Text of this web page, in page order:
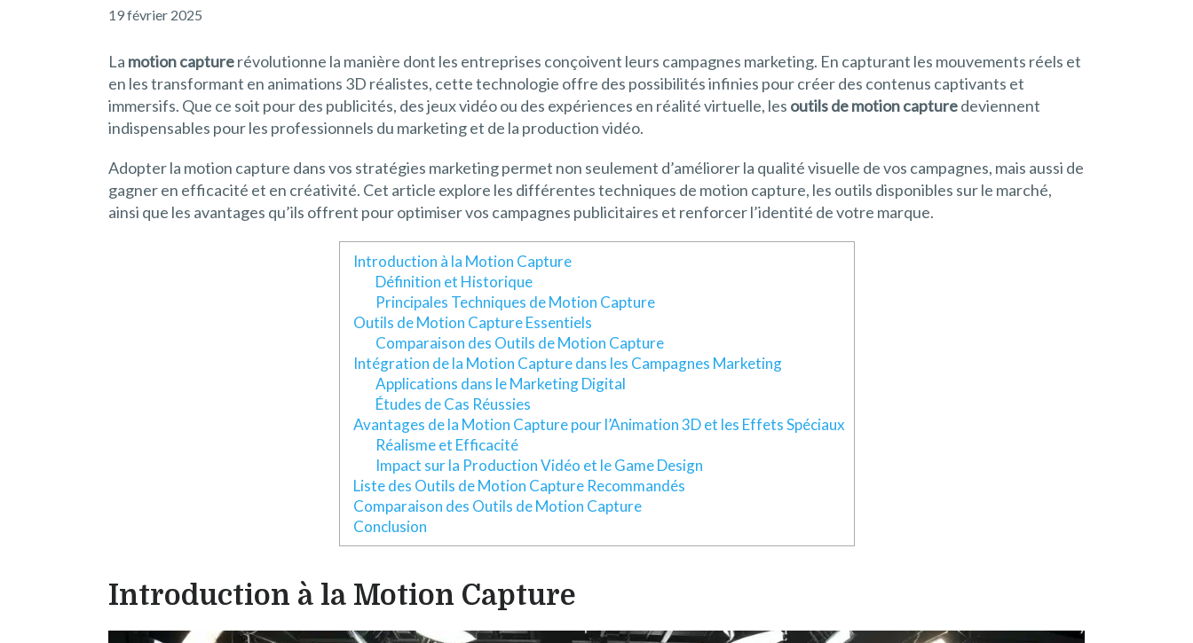
19 février 2025
La motion capturerévolutionne la manière dont les entreprises conçoivent leurs campagnes marketing. En capturant les mouvements réels et
en les transformant en animations 3D réalistes, cette technologie offre des possibilités infinies pour créer des contenus captivants et
immersifs. Que ce soit pour des publicités, des jeux vidéo ou des expériences en réalité virtuelle, les outils de motion capturedeviennent
indispensables pour les professionnels du marketing et de la production vidéo.
Adopter la motion capture dans vos stratégies marketing permet non seulement d’améliorer la qualité visuelle de vos campagnes, mais aussi de
gagner en efficacité et en créativité. Cet article explore les différentes techniques de motion capture, les outils disponibles sur le marché,
ainsi que les avantages qu’ils offrent pour optimiser vos campagnes publicitaires et renforcer l’identité de votre marque.
Introduction à la Motion Capture
Définition et Historique
Principales Techniques de Motion Capture
Outils de Motion Capture Essentiels
Comparaison des Outils de Motion Capture
Intégration de la Motion Capture dans les Campagnes Marketing
Applications dans le Marketing Digital
Études de Cas Réussies
Avantages de la Motion Capture pour l’Animation 3D et les Effets Spéciaux
Réalisme et Efficacité
Impact sur la Production Vidéo et le Game Design
Liste des Outils de Motion Capture Recommandés
Comparaison des Outils de Motion Capture
Conclusion
Introduction à la Motion Capture